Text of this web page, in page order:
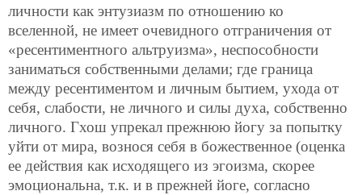
личности как энтузиазм по отношению ко
вселенной, не имеет очевидного отграничения от
«ресентиментного альтруизма», неспособности
заниматься собственными делами; где граница
между ресентиментом и личным бытием, ухода от
себя, слабости, не личного и силы духа, собственно
личного. Гхош упрекал прежнюю йогу за попытку
уйти от мира, вознося себя в божественное (оценка
ее действия как исходящего из эгоизма, скорее
эмоциональна, т.к. и в прежней йоге, согласно